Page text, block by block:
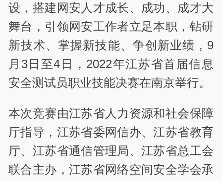
设，搭建网安人才成长、成功、成才大
舞台，引领网安工作者立足本职，钻研
新技术、掌握新技能、争创新业绩，9
月3日至4日，2022年江苏省首届信息
安全测试员职业技能决赛在南京举行。
本次竞赛由江苏省人力资源和社会保障
厅指导，江苏省委网信办、江苏省教育
厅、江苏省通信管理局、江苏省总工会
联合主办，江苏省网络空间安全学会承